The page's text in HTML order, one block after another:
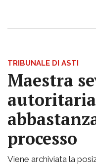
TRIBUNALE DI ASTI
Maestra
processo
Viene archiviata la